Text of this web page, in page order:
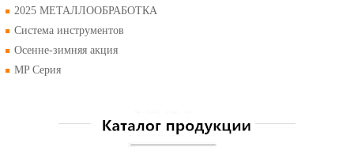
2025 МЕТАЛЛООБРАБОТКА
Система инструментов
Осенне-зимняя акция
MP Серия